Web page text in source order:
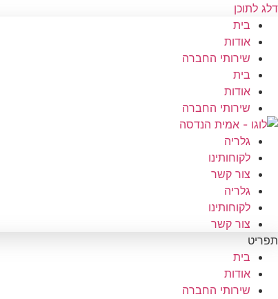
דלג לתוכן
בית
אודות
שירותי החברה
בית
אודות
שירותי החברה
גלריה
לקוחותינו
צור קשר
גלריה
לקוחותינו
צור קשר
תפריט
בית
אודות
שירותי החברה